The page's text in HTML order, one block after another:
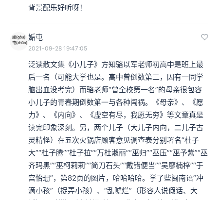
背景配乐好听呀！
姤屯
2021-09-28 19:47:05
泛读散文集《小儿子》方知骆以军老师初高中是班上最
后一名（可能大学也是。高中曾倒数第二，因有一同学
脑出血没考完）而骆老师“曾全校第一名”的母亲很包容
小儿子的青春期倒数第一与各种闯祸。《母亲》、《愿
力》、《内向》、《虚空有尽，我愿无穷》等文章真是
读完印象深刻。另，两个儿子（大儿子内向，二儿子古
灵精怪）在五次火锅店顾客意见调查表分别署名“杜子
大”“杜子腾”“杜子拉”“万杜淑丽”“巫归”“巫压”“巫予紫”“巫
齐玛黑”“巫柯莉莉”“简刀石头”“戴错便当”“吴廖楠梓”“于
宫怡珊”，第82页的图片，哈哈哈哈。学了些闽南语“冲
滴小孩”（捉弄小孩）、“乱唬烂”（形容人说假话、大